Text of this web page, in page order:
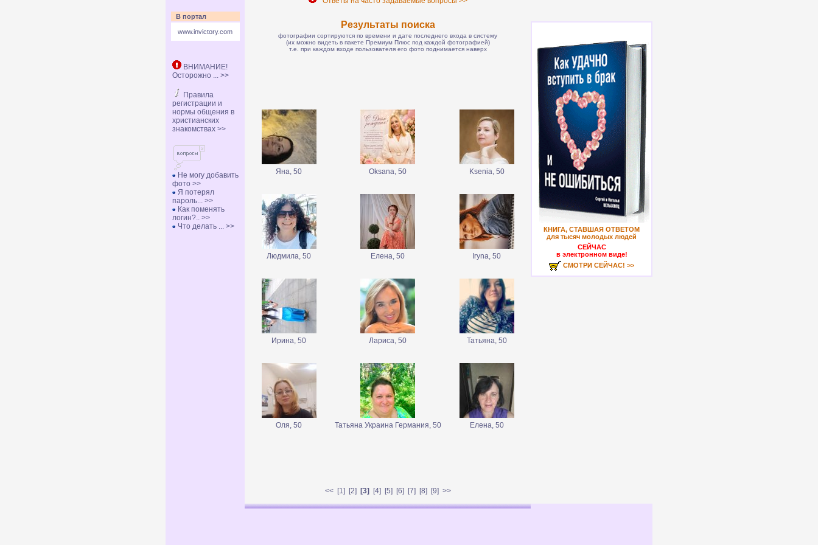
В портал
www.invictory.com
ВНИМАНИЕ!
Осторожно ... >>
Правила
регистрации и
нормы общения в
христианских
знакомствах >>
Не могу добавить
фото >>
Я потерял
пароль... >>
Как поменять
логин?.. >>
Что делать ... >>
Результаты поиска
фотографии сортируются по времени и дате последнего входа в систему
(их можно видеть в пакете Премиум Плюс под каждой фотографией)
т.е. при каждом входе пользователя его фото поднимается наверх
Яна, 50 Oksana, 50 Ksenia, 50
Людмила, 50 Елена, 50 Iryna, 50
Ирина, 50 Лариса, 50 Татьяна, 50
Оля, 50 Татьяна Украина Германия, 50 Елена, 50
<<[1] [2] [3] [4] [5] [6] [7] [8] [9] >>
КНИГА, СТАВШАЯ ОТВЕТОМ
для тысяч молодых людей
СЕЙЧАС
в электронном виде!
СМОТРИ СЕЙЧАС! >>